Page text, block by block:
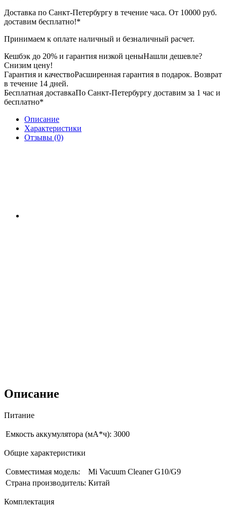
Доставка по Санкт-Петербургу в течение часа. От 10000 руб.
доставим бесплатно!*
Принимаем к оплате наличный и безналичный расчет.
Кешбэк до 20% и гарантия низкой ценыНашли дешевле?
Снизим цену!
Гарантия и качествоРасширенная гарантия в подарок. Возврат
в течение 14 дней.
Бесплатная доставкаПо Санкт-Петербургу доставим за 1 час и
бесплатно*
Описание
Характеристики
Отзывы (0)
Описание
Питание
Емкость аккумулятора (мА*ч): 3000
Общие характеристики
Совместимая модель:
Mi Vacuum Cleaner G10/G9
Страна производитель: Китай
Комплектация